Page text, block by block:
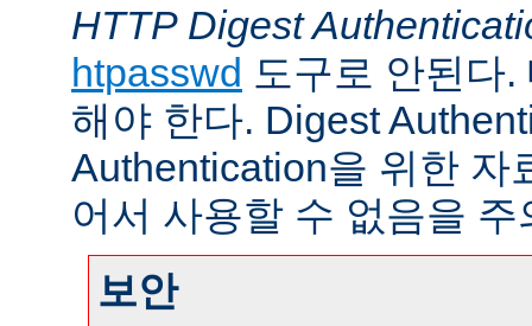
HTTP Digest
htpasswd 도구로 안된다
해야 한다. Digest
Authentication을 위한 자
어서 사용할 수 없음을 주
보안